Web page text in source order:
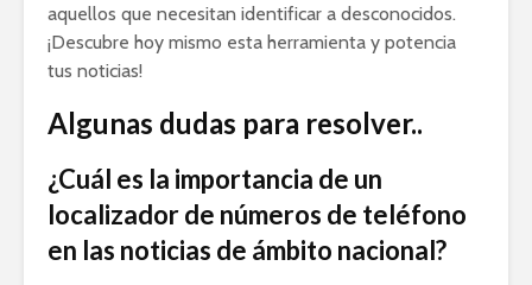
aquellos que necesitan identificar a desconocidos.
¡Descubre hoy mismo esta herramienta y potencia
tus noticias!
Algunas dudas para resolver..
¿Cuál es la importancia de un
localizador de números de teléfono
en las noticias de ámbito nacional?